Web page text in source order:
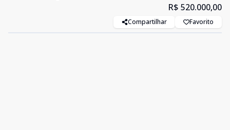
R$ 520.000,00
Compartilhar Favorito